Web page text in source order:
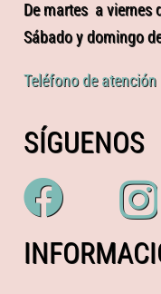
De martes a viernes
Sábado y domingo
Teléfono de
SÍGUENOS